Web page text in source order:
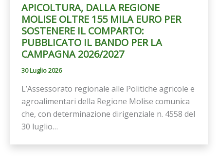
APICOLTURA, DALLA REGIONE
MOLISE OLTRE 155 MILA EURO PER
SOSTENERE IL COMPARTO:
PUBBLICATO IL BANDO PER LA
CAMPAGNA 2026/2027
30 Luglio 2026
L’Assessorato regionale alle Politiche agricole e
agroalimentari della Regione Molise comunica
che, con determinazione dirigenziale n. 4558 del
30 luglio…